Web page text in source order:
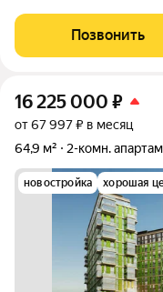
панорамным
подземный паркинг и
Позвонить
16 225 000 ₽
от 67 997 ₽ в месяц
64,9 м²
2-комн.
новостройка хорошая